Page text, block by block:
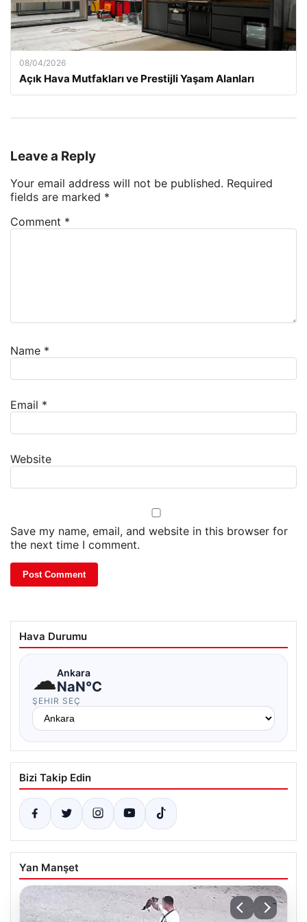
08/04/2026
Açık Hava Mutfakları ve Prestijli Yaşam Alanları
Leave a Reply
Your email address will not be published. Required
fields are marked *
Comment *
Name *
Email *
Website
Save my name, email, and website in this browser for
the next time I comment.
Hava Durumu
☁Ankara
NaN°C
ŞEHIR SEÇ
Bizi Takip Edin
Yan Manşet